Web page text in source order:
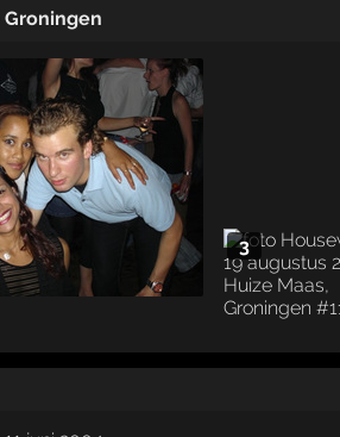
Groningen
3